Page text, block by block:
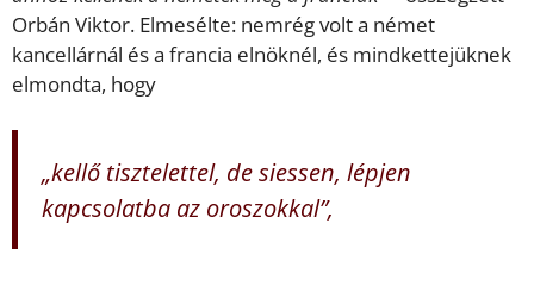
Orbán Viktor. Elmesélte: nemrég volt a német
kancellárnál és a francia elnöknél, és mindkettejüknek
elmondta, hogy
„kellő tisztelettel, de siessen, lépjen
kapcsolatba az oroszokkal”,